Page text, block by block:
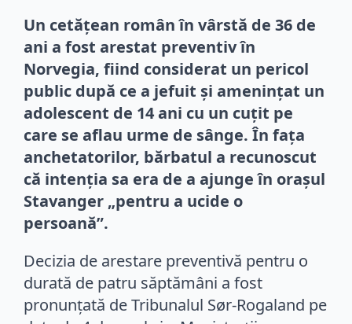
Un cetățean român în vârstă de 36 de
ani a fost arestat preventiv în
Norvegia, fiind considerat un pericol
public după ce a jefuit și amenințat un
adolescent de 14 ani cu un cuțit pe
care se aflau urme de sânge. În fața
anchetatorilor, bărbatul a recunoscut
că intenția sa era de a ajunge în orașul
Stavanger „pentru a ucide o
persoană”.
Decizia de arestare preventivă pentru o
durată de patru săptămâni a fost
pronunțată de Tribunalul Sør-Rogaland pe